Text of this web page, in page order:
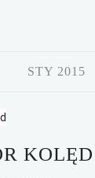
STY 2015
KOLĘD